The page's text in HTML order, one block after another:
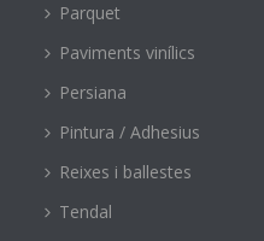
Parquet
Paviments vinílics
Persiana
Pintura / Adhesius
Reixes i ballestes
Tendal